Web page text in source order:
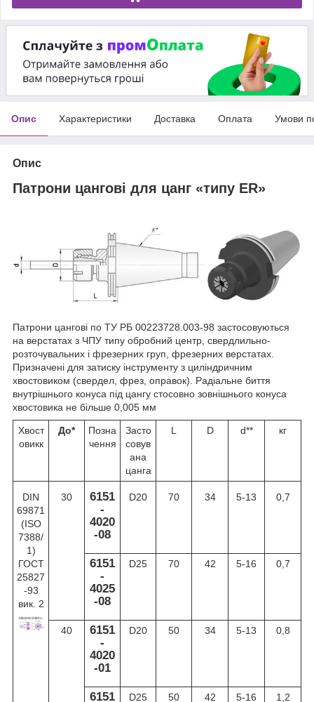
Опис Характеристики Доставка Оплата Умови
Опис
Патрони цангові для цанг «типу ER»
Патрони цангові по ТУ РБ 00223728.003-98 застосовуються
на верстатах з ЧПУ типу обробний центр, свердлильно-
розточувальних і фрезерних груп, фрезерних верстатах.
Призначені для затиску інструменту з циліндричним
хвостовиком (свердел, фрез, оправок). Радіальне биття
внутрішнього конуса під цангу стосовно зовнішнього конуса
хвостовика не більше 0,005 мм
Хвост
овикк
До*
Позна
чення
Засто
совув
ана
цанга
L D d** кг
DIN
69871
(ISO
7388/
1)
ГОСТ
25827
-93
вик. 2
30
6151
-
4020
-08
D20 70 34 5-13 0,7
6151
-
4025
-08
D25 70 42 5-16 0,7
40
6151
-
4020
-01
D20 50 34 5-13 0,8
6151 D25 50 42 5-16 1,2